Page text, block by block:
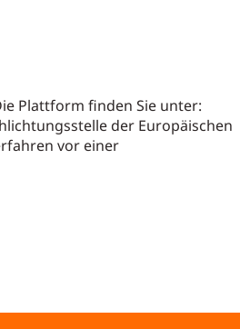
Plattform finden Sie unter:
der Europäischen
vor einer